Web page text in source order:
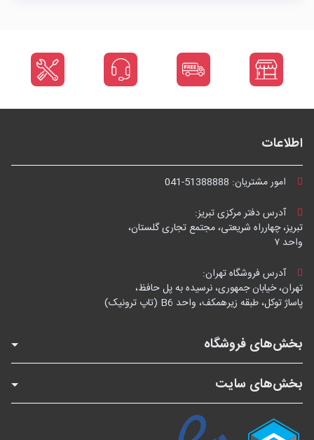
اطلاعات
امور مشتریان: 041-51388888
آدرس دفتر مرکزی تبریز:
تبریز، چهارراه شریعتی، مجتمع تجاری گلستان،
واحد ۷
آدرس فروشگاه تهران:
تهران، خیابان جمهوری، نرسیده به پل حافظ،
پاساژ توکل، طبقه زیرهمکف، واحد B6 (تاپ ترونیک)
بخش‌های فروشگاه
بخش‌های سایت